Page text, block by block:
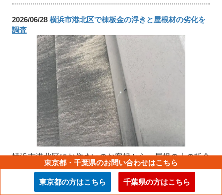
2026/06/28 横浜市港北区で棟板金の浮きと屋根材の劣化を
調査
横浜市港北区にお住まいのお客様から、屋根の上の板金
部分が少し浮いて見えるので一度見てほしい、というご
相談をいただきました。遠くから見ても異常がはっきり
分かるほどではないものの、風の強い日があると以前よ
東京都・千葉県のお問い合わせはこちら
東京都の方はこちら 千葉県の方はこちら